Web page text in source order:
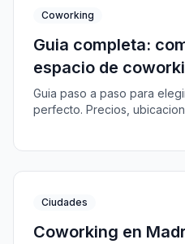
Coworking
Guia completa:
espacio de
Guia paso a paso para
perfecto. Precios,
Ciudades
Coworking en